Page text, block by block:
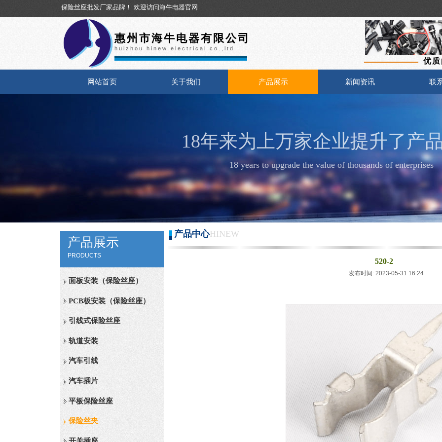
保险丝座批发厂家品牌！ 欢迎访问海牛电器官网
huizhou hinew electrical co.,ltd
惠州市海牛电器有限公司
优
网站首页 关于我们 产品展示 新闻资讯 联
18年来为上万家企业提升了产
18 years to upgrade the value of thousands of enterprises
产品中心HINEW
产品展示
PRODUCTS
520-2
发布时间: 2023-05-31 16:24
面板安装（保险丝座）
PCB板安装（保险丝座）
引线式保险丝座
轨道安装
汽车引线
汽车插片
平板保险丝座
保险丝夹